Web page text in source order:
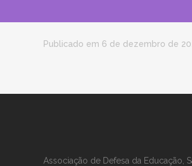
Publicado em 6 de dezembro de
Associação de Defesa da Educação,